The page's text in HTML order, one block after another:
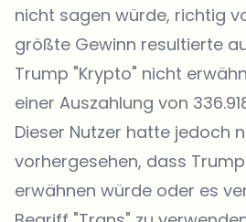
nicht sagen würde, richtig
größte Gewinn resultierte
Trump "Krypto" nicht
einer Auszahlung von
Dieser Nutzer hatte jedoch
vorhergesehen, dass
erwähnen würde oder es